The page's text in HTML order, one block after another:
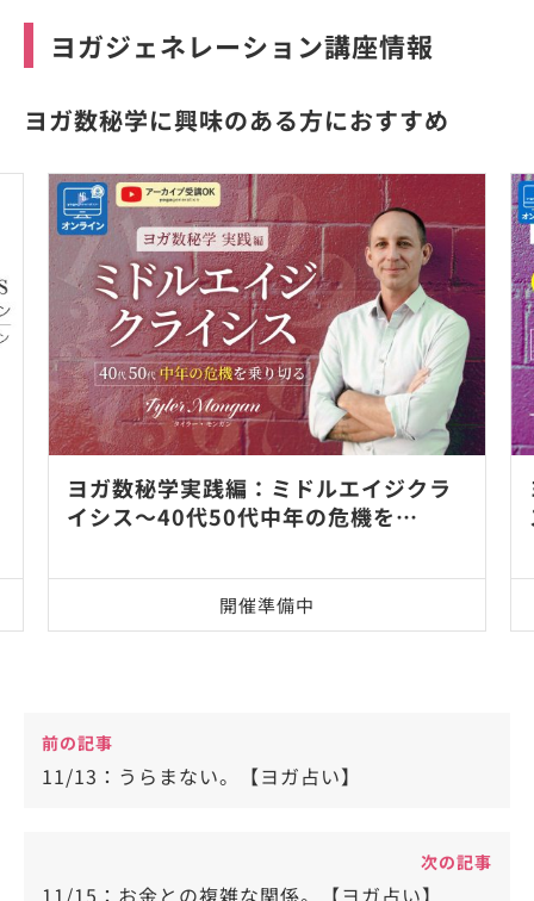
ヨガジェネレーション講座情報
ヨガ数秘学に興味のある方におすすめ
ヨガ数秘学実践編：ミドルエイジクラ
イシス～40代50代中年の危機を…
開催準備中
前の記事
11/13：うらまない。【ヨガ占い】
次の記事
11/15：お金との複雑な関係。【ヨガ占い】